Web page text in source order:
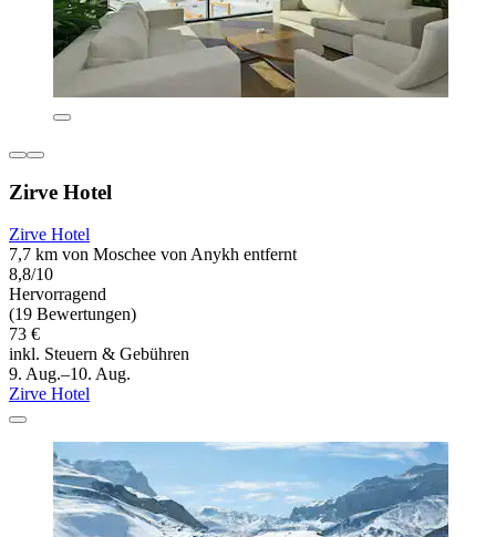
Zirve Hotel
Zirve Hotel
7,7 km von Moschee von Anykh entfernt
8,8/10
Hervorragend
(19 Bewertungen)
73 €
inkl. Steuern & Gebühren
9. Aug.–10. Aug.
Zirve Hotel